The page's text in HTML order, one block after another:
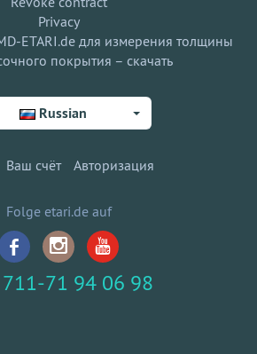
Privacy
ETARI.de для измерения толщины
покрытия – скачать
Russian
Ваш счёт Авторизация
Folge etari.de auf
71 94 06 98